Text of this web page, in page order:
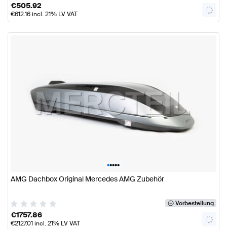
€505.92
€612.16incl. 21% LV VAT
•••••
AMG Dachbox Original Mercedes AMG Zubehör
Vorbestellung
€1757.86
€2127.01incl. 21% LV VAT